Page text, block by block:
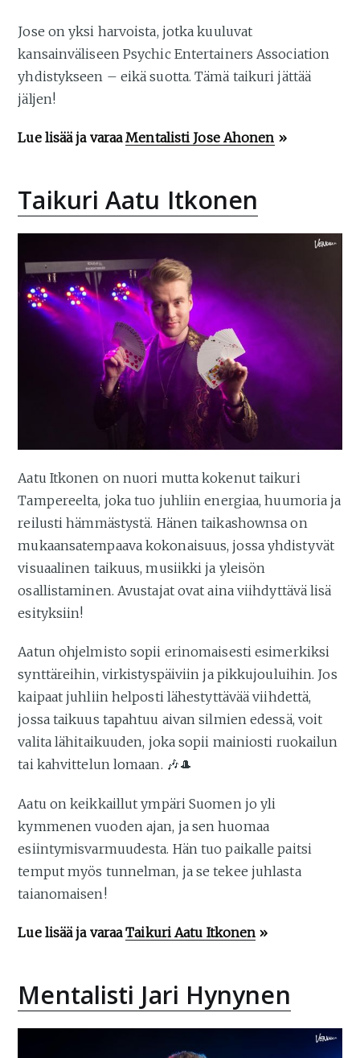
Jose on yksi harvoista, jotka kuuluvat
kansainväliseen Psychic Entertainers Association
yhdistykseen – eikä suotta. Tämä taikuri jättää
jäljen!
Lue lisää ja varaaMentalisti Jose Ahonen »
Taikuri Aatu Itkonen
Aatu Itkonen on nuori mutta kokenut taikuri
Tampereelta, joka tuo juhliin energiaa, huumoria ja
reilusti hämmästystä. Hänen taikashownsa on
mukaansatempaava kokonaisuus, jossa yhdistyvät
visuaalinen taikuus, musiikki ja yleisön
osallistaminen. Avustajat ovat aina viihdyttävä lisä
esityksiin!
Aatun ohjelmisto sopii erinomaisesti esimerkiksi
synttäreihin, virkistyspäiviin ja pikkujouluihin. Jos
kaipaat juhliin helposti lähestyttävää viihdettä,
jossa taikuus tapahtuu aivan silmien edessä, voit
valita lähitaikuuden, joka sopii mainiosti ruokailun
tai kahvittelun lomaan. 🎶🎩
Aatu on keikkaillut ympäri Suomen jo yli
kymmenen vuoden ajan, ja sen huomaa
esiintymisvarmuudesta. Hän tuo paikalle paitsi
temput myös tunnelman, ja se tekee juhlasta
taianomaisen!
Lue lisää ja varaaTaikuri Aatu Itkonen »
Mentalisti Jari Hynynen